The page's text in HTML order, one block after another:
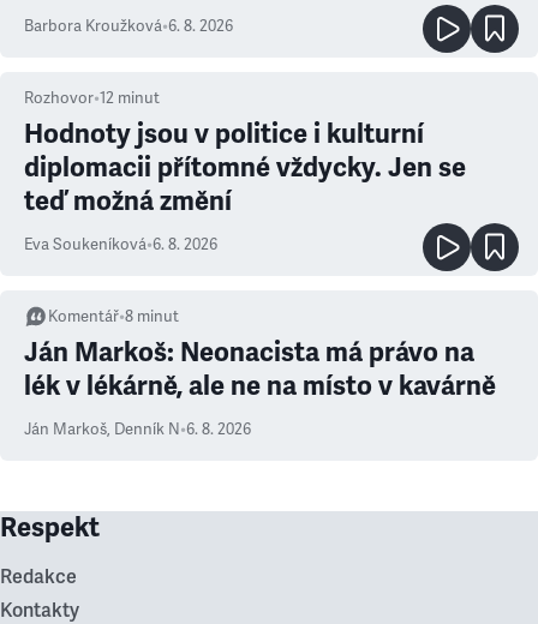
Barbora Kroužková•6. 8. 2026
Rozhovor•12 minut
Hodnoty jsou v politice i kulturní
diplomacii přítomné vždycky. Jen se
teď možná změní
Eva Soukeníková•6. 8. 2026
Komentář•8 minut
Ján Markoš: Neonacista má právo na
lék v lékárně, ale ne na místo v kavárně
Ján Markoš, Denník N•6. 8. 2026
Respekt
Redakce
Kontakty